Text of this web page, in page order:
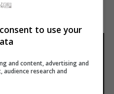
2.3 lançada na
pelo vídeo abaixo.
to use your
and content, advertising and
research and